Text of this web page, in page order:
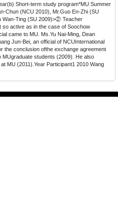
Short-term study program*MU Summer
Chun (NCU 2010), Mr.Guo En-Zhi (SU
Wan-Ting (SU 2009)>② Teacher
active as in the case of Soochow
came to MU. Ms.Yu Nai-Ming, Dean
Jun-Bei, an official of NCUInternational
the conclusion ofthe exchange agreement
students (2009). He also
MU (2011).Year Participant1 2010 Wang